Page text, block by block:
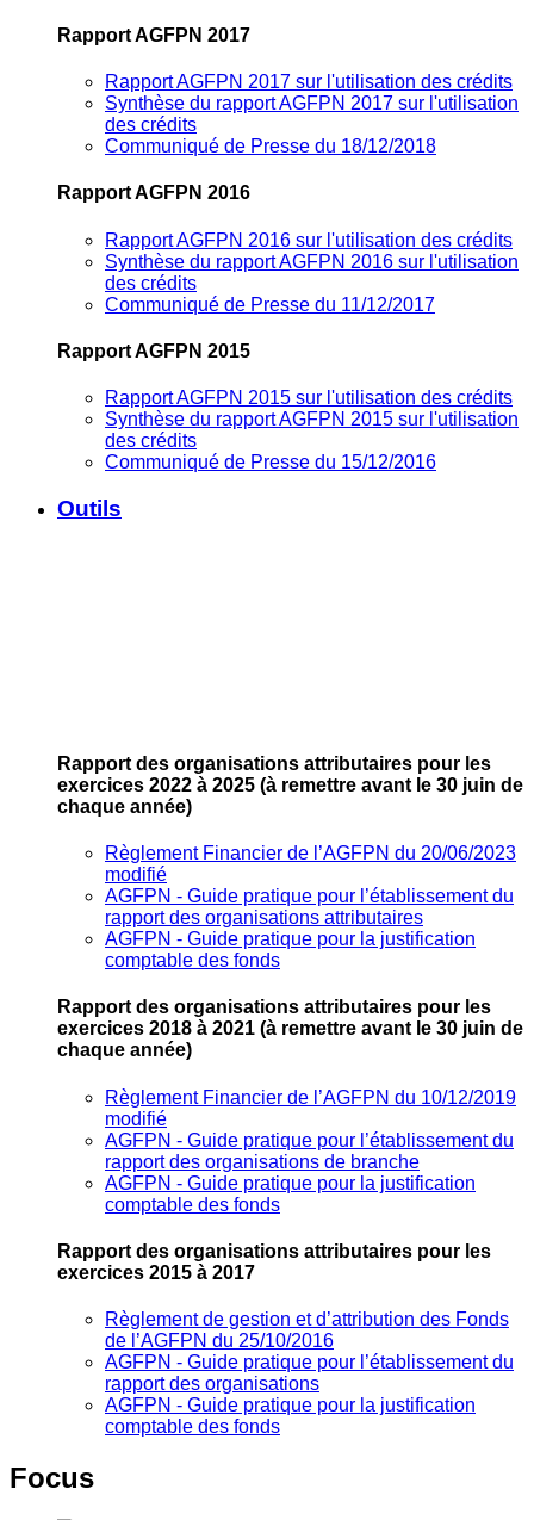
Rapport AGFPN 2017
Rapport AGFPN 2017 sur l'utilisation des crédits
Synthèse du rapport AGFPN 2017 sur l'utilisation
des crédits
Communiqué de Presse du 18/12/2018
Rapport AGFPN 2016
Rapport AGFPN 2016 sur l'utilisation des crédits
Synthèse du rapport AGFPN 2016 sur l'utilisation
des crédits
Communiqué de Presse du 11/12/2017
Rapport AGFPN 2015
Rapport AGFPN 2015 sur l'utilisation des crédits
Synthèse du rapport AGFPN 2015 sur l'utilisation
des crédits
Communiqué de Presse du 15/12/2016
Outils
Rapport des organisations attributaires pour les
exercices 2022 à 2025 (à remettre avant le 30 juin de
chaque année)
Règlement Financier de l’AGFPN du 20/06/2023
modifié
AGFPN ‐ Guide pratique pour l’établissement du
rapport des organisations attributaires
AGFPN ‐ Guide pratique pour la justification
comptable des fonds
Rapport des organisations attributaires pour les
exercices 2018 à 2021 (à remettre avant le 30 juin de
chaque année)
Règlement Financier de l’AGFPN du 10/12/2019
modifié
AGFPN ‐ Guide pratique pour l’établissement du
rapport des organisations de branche
AGFPN ‐ Guide pratique pour la justification
comptable des fonds
Rapport des organisations attributaires pour les
exercices 2015 à 2017
Règlement de gestion et d’attribution des Fonds
de l’AGFPN du 25/10/2016
AGFPN ‐ Guide pratique pour l’établissement du
rapport des organisations
AGFPN ‐ Guide pratique pour la justification
comptable des fonds
Focus